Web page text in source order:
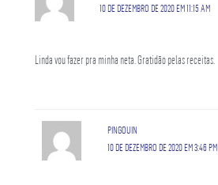
10 DE DEZEMBRO DE 2020 EM 11:15 AM
Linda vou fazer pra minha neta. Gratidão pelas receitas.
PINGOUIN
10 DE DEZEMBRO DE 2020 EM 3:46 PM